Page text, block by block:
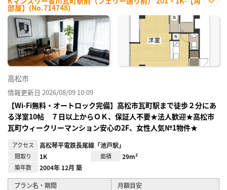
部屋】(No.714748)
に入
高松市
情報更新日 2026/08/09 10:09
【Wi-Fi無料・オートロック完備】高松市瓦町駅まで徒歩２分にあ
る洋室10帖 ７日以上からＯＫ、保証人不要★法人歓迎★高松市
瓦町ウィークリーマンション安心の2F、女性人気№1物件★
アクセス 高松琴平電鉄長尾線「池戸駅」
間取り 1K 面積 29m²
築年数 2004年 12月 築
プラン名・期間 月額目安